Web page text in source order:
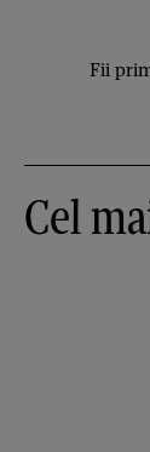
Fii
Cel